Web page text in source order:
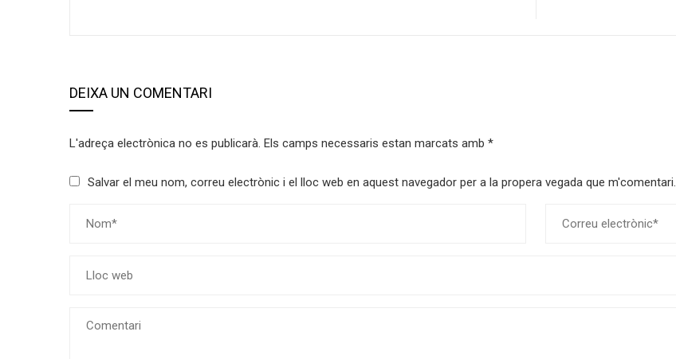
DEIXA UN COMENTARI
L'adreça electrònica no es publicarà. Els camps necessaris estan marcats amb *
Salvar el meu nom, correu electrònic i el lloc web en aquest navegador per a la propera vegada que m'comentari.